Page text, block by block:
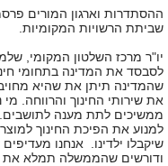
ההסתדרות וארגון המורים
שביתת הרשויות המקומיות.
יו"ר מרכז השלטון המקומי,
לסבסד את המדינה בתחומי
שהמדינה תיתן את שהיא
את שירותי החינוך והרווחה.
ממשיכים לתת מענה
למנוע את הפיכת החינוך
שיקבלו ילדינו. אנחנו
ודורשים שהממשלה תמלא את